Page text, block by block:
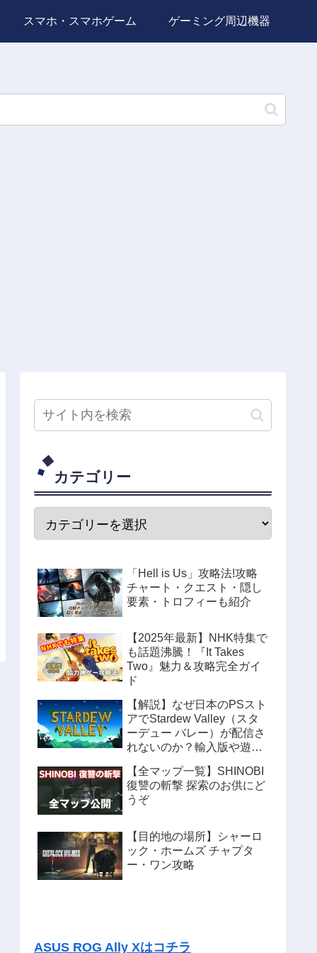
スマホ・スマホゲーム ゲーミング周辺機器
カテゴリー
「Hell is Us」攻略法!攻略
チャート・クエスト・隠し
要素・トロフィーも紹介
【2025年最新】NHK特集で
も話題沸騰！『It Takes
Two』魅力＆攻略完全ガイ
ド
【解説】なぜ日本のPSスト
アでStardew Valley（スタ
ーデュー バレー）が配信さ
れないのか？輸入版や遊ぶ
【全マップ一覧】SHINOBI
復讐の斬撃 探索のお供にど
うぞ
【目的地の場所】シャーロ
ック・ホームズ チャプタ
ー・ワン攻略
ASUS ROG Ally Xはコチラ